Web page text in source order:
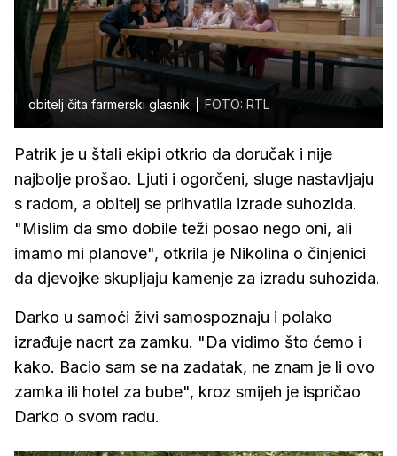
obitelj čita farmerski glasnik FOTO: RTL
Patrik je u štali ekipi otkrio da doručak i nije
najbolje prošao. Ljuti i ogorčeni, sluge nastavljaju
s radom, a obitelj se prihvatila izrade suhozida.
"Mislim da smo dobile teži posao nego oni, ali
imamo mi planove", otkrila je Nikolina o činjenici
da djevojke skupljaju kamenje za izradu suhozida.
Darko u samoći živi samospoznaju i polako
izrađuje nacrt za zamku. "Da vidimo što ćemo i
kako. Bacio sam se na zadatak, ne znam je li ovo
zamka ili hotel za bube", kroz smijeh je ispričao
Darko o svom radu.